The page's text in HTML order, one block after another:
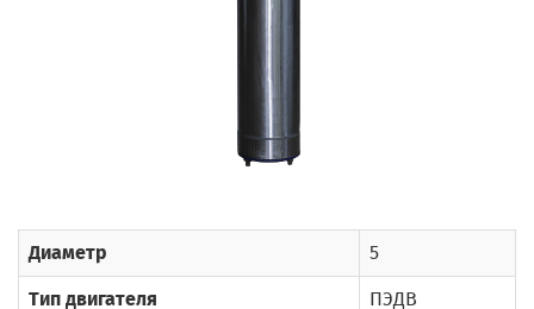
Диаметр 5
Тип двигателя ПЭДВ